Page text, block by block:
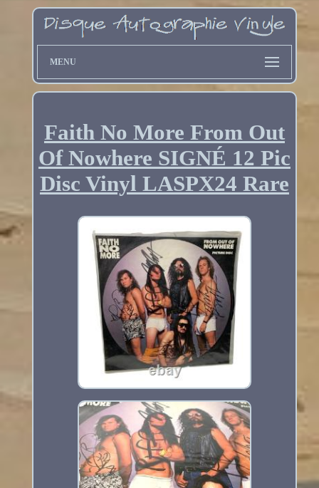
MENU
Faith No More From Out
Of Nowhere SIGNÉ 12 Pic
Disc Vinyl LASPX24 Rare